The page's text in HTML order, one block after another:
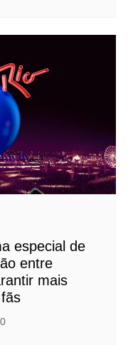
especial de
entre
mais
0